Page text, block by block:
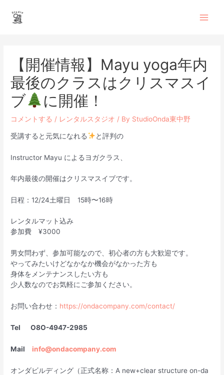
【開催情報】Mayu yoga年内
最後のクラスはクリスマスイ
ブ
に開催！
コメントする / レンタルスタジオ / By StudioOnda東中野
受講すると元気になれる と評判の
Instructor Mayu によるヨガクラス、
年内最後の開催はクリスマスイブです。
日程：12/24土曜日 15時〜16時
レンタルマット込み
参加費 ¥3000
男女問わず、参加可能なので、初心者の方も大歓迎です。
やってみたいけどなかなか機会がなかった方も
身体をメンテナンスしたい方も
少人数なのでお気軽にご参加ください。
お問い合わせ： https://ondacompany.com/contact/
Tel O8O-4947-2985
Mailinfo@ondacompany.com
オンダビルディング（正式名称：A new+clear structure on-da
ナ
ビ
ゲ
ー
シ
ン